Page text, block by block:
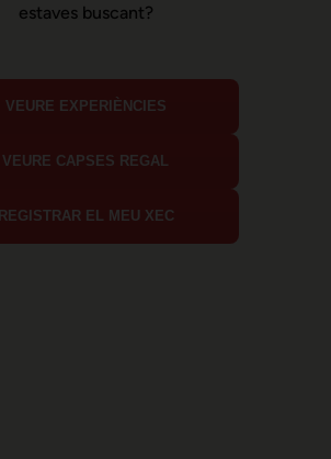
estaves buscant?
VEURE EXPERIÈNCIES
VEURE CAPSES REGAL
REGISTRAR EL MEU XEC